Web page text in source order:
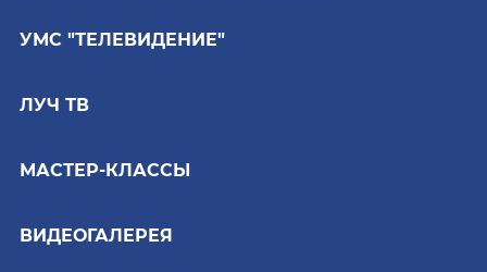
УМС "ТЕЛЕВИДЕНИЕ"
ЛУЧ ТВ
МАСТЕР-КЛАССЫ
ВИДЕОГАЛЕРЕЯ